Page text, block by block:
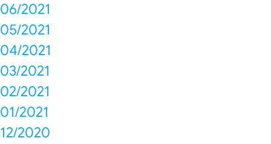
06/2021
05/2021
04/2021
03/2021
02/2021
01/2021
12/2020